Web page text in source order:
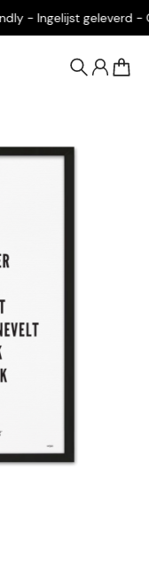
- Ingelijst geleverd -